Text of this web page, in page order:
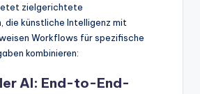
zielgerichtete
die künstliche Intelligenz mit
Workflows für spezifische
kombinieren:
AI: End-to-End-